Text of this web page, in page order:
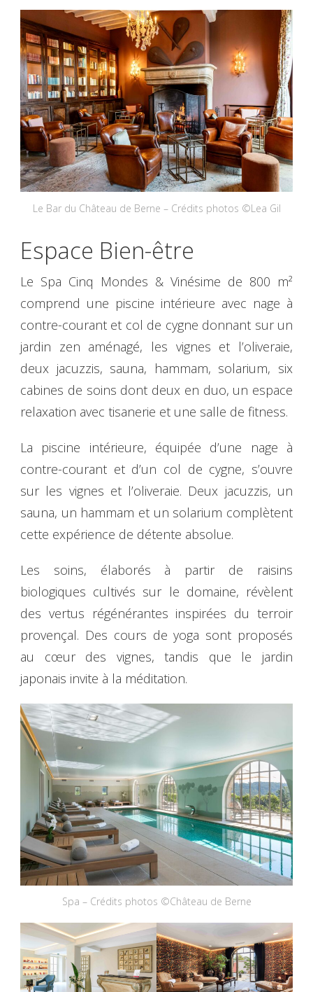
Le Bar du Château de Berne – Crédits photos ©Lea Gil
Espace Bien-être
Le Spa Cinq Mondes & Vinésime de 800 m²
comprend une piscine intérieure avec nage à
contre-courant et col de cygne donnant sur un
jardin zen aménagé, les vignes et l’oliveraie,
deux jacuzzis, sauna, hammam, solarium, six
cabines de soins dont deux en duo, un espace
relaxation avec tisanerie et une salle de fitness.
La piscine intérieure, équipée d’une nage à
contre-courant et d’un col de cygne, s’ouvre
sur les vignes et l’oliveraie. Deux jacuzzis, un
sauna, un hammam et un solarium complètent
cette expérience de détente absolue.
Les soins, élaborés à partir de raisins
biologiques cultivés sur le domaine, révèlent
des vertus régénérantes inspirées du terroir
provençal. Des cours de yoga sont proposés
au cœur des vignes, tandis que le jardin
japonais invite à la méditation.
Spa – Crédits photos ©Château de Berne